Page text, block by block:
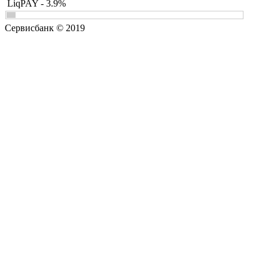
LiqPAY - 3.9%
Сервисбанк © 2019